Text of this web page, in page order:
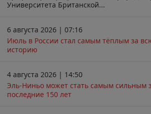
Университета Британской...
6 августа 2026 | 07:16
Июль в России стал самым тёплым за
историю
4 августа 2026 | 14:50
Эль-Ниньо может стать самым сильным
последние 150 лет